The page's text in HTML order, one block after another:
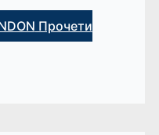
Прочети